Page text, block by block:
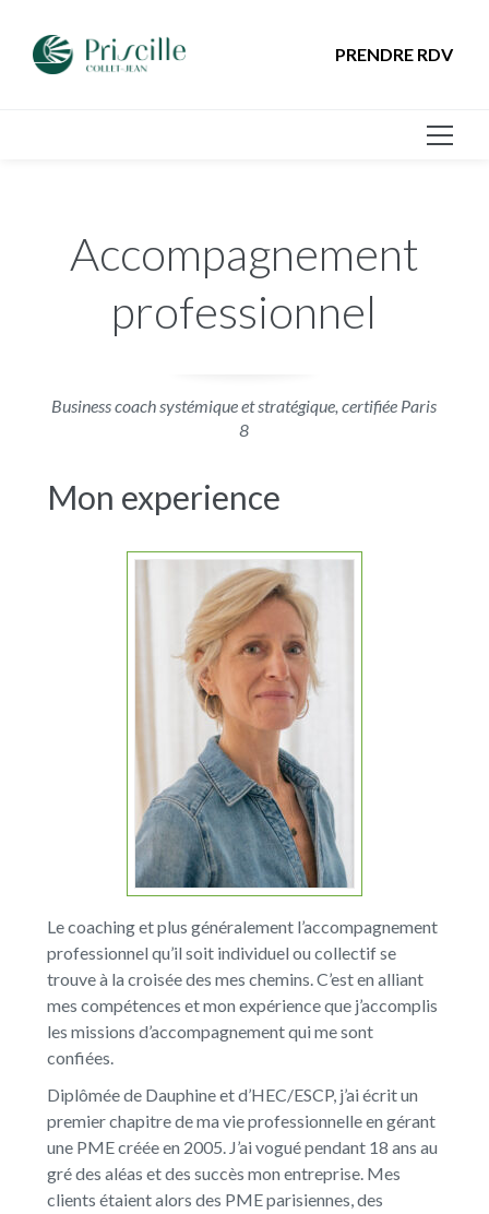
PRENDRE RDV
Accompagnement
professionnel
Business coach systémique et stratégique, certifiée Paris
8
Mon experience
Le coaching et plus généralement l’accompagnement
professionnel qu’il soit individuel ou collectif se
trouve à la croisée des mes chemins. C’est en alliant
mes compétences et mon expérience que j’accomplis
les missions d’accompagnement qui me sont
confiées.
Diplômée de Dauphine et d’HEC/ESCP, j’ai écrit un
premier chapitre de ma vie professionnelle en gérant
une PME créée en 2005. J’ai vogué pendant 18 ans au
gré des aléas et des succès mon entreprise. Mes
clients étaient alors des PME parisiennes, des